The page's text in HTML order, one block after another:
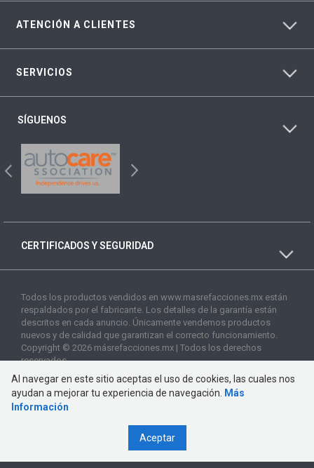
ATENCIÓN A CLIENTES
SERVICIOS
SÍGUENOS
CERTIFICADOS Y SEGURIDAD
Todos los productos vendidos en www.masrefacciones.mx están
respaldados por el fabricante. Los detalles de la garantía están
descritos en cada anuncio. Únicamente vendemos productos
nuevos y de calidad que garantizan el correcto funcionamiento.
Copyright © 2026 másrefacciones.mx | Todos los derechos
reservados
Al navegar en este sitio aceptas el uso de cookies, las cuales nos
ayudan a mejorar tu experiencia de navegación.
Más
Información
Aceptar